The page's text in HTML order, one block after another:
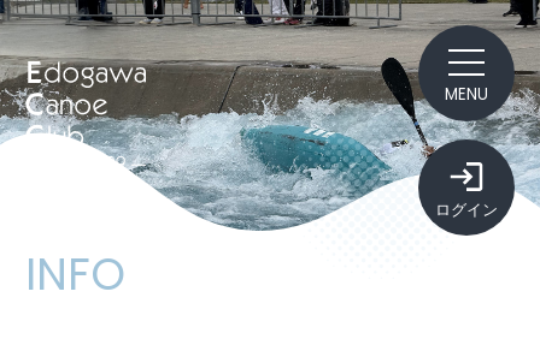
MENU
ログイン
INFO